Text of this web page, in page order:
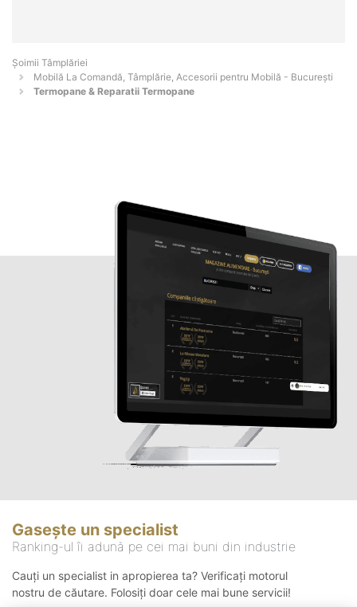
Șoimii Tâmplăriei
Mobilă La Comandă, Tâmplărie, Accesorii pentru Mobilă - Bucureşti
Termopane & Reparatii Termopane
Gasește un specialist
Ranking-ul îi adună pe cei mai buni din industrie
Cauți un specialist in apropierea ta? Verificați motorul
nostru de căutare. Folosiți doar cele mai bune servicii!